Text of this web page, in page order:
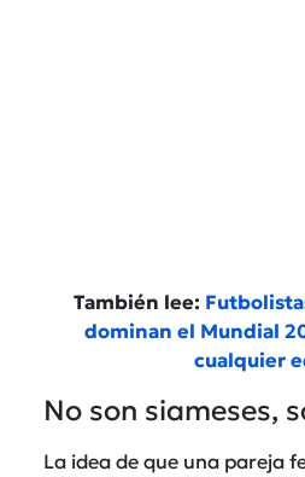
También lee:
dominan el Mundial
cualquier
No son siameses,
La idea de que una pareja